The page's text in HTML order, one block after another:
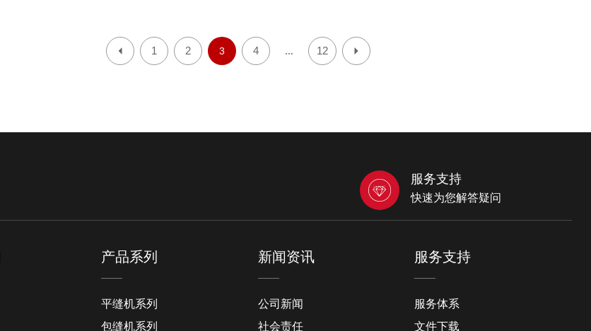
1 2 3 4 ... 12
服务支持
快速为您解答疑问
产品系列
平缝机系列
包缝机系列
新闻资讯
公司新闻
社会责任
服务支持
服务体系
文件下载